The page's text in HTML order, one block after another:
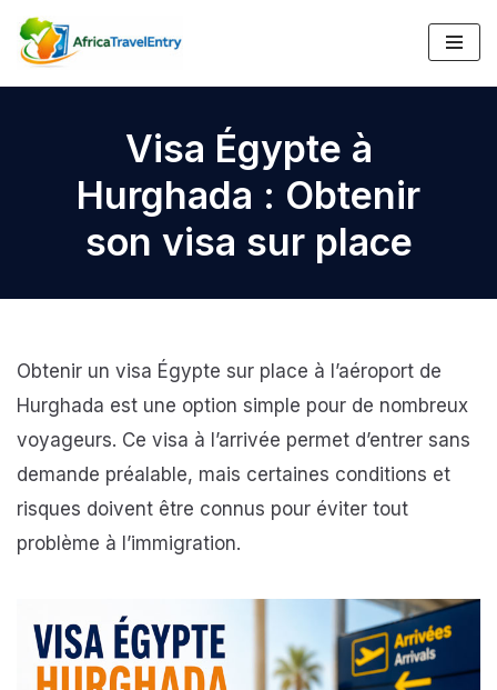
Aller
au
Visa Égypte à
Hurghada : Obtenir
son visa sur place
Obtenir un visa Égypte sur place à l’aéroport de
Hurghada est une option simple pour de nombreux
voyageurs. Ce visa à l’arrivée permet d’entrer sans
demande préalable, mais certaines conditions et
risques doivent être connus pour éviter tout
problème à l’immigration.